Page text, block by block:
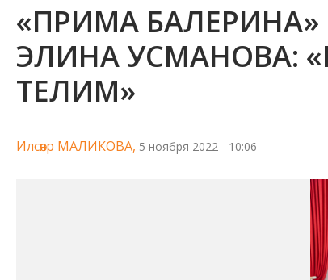
«ПРИМА БАЛЕРИНА»
ЭЛИНА УСМАНОВА:
ТЕЛИМ»
Илсөяр МАЛИКОВА, 5 ноября 2022 - 10:06